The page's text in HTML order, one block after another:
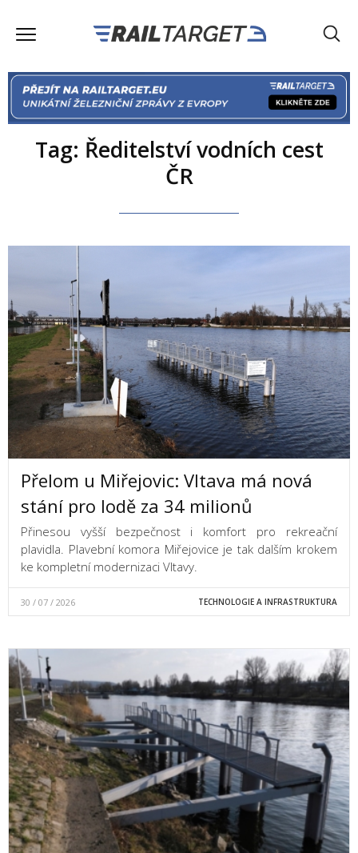
Tag: Ředitelství vodních cest
ČR
Přelom u Miřejovic: Vltava má nová
stání pro lodě za 34 milionů
Přinesou vyšší bezpečnost i komfort pro rekreační
plavidla. Plavební komora Miřejovice je tak dalším krokem
ke kompletní modernizaci Vltavy.
30 / 07 / 2026 TECHNOLOGIE A INFRASTRUKTURA